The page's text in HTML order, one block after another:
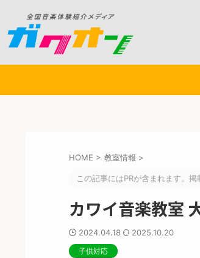
HOME > 教室情報 >
この記事にはPRが含まれます。
カワイ音楽教室
2024.04.18 2025.10.20
子供対応